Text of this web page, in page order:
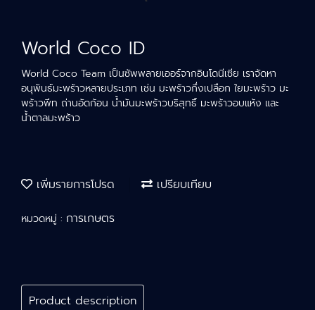
World Coco ID
World Coco Team เป็นซัพพลายเออร์จากอินโดนีเซีย เราจัดหา
อนุพันธ์มะพร้าวหลายประเภท เช่น มะพร้าวกึ่งเปลือก ใยมะพร้าว มะ
พร้าวพีท ถ่านอัดก้อน น้ำมันมะพร้าวบริสุทธิ์ มะพร้าวอบแห้ง และ
น้ำตาลมะพร้าว
เพิ่มรายการโปรด เปรียบเทียบ
หมวดหมู่ : การเกษตร
Product description